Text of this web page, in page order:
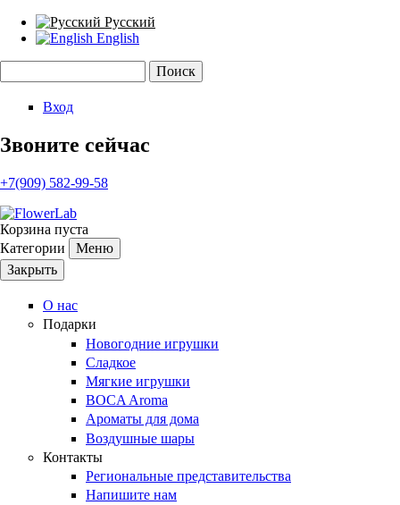
Русский
English
Форма поиска
Вход
Звоните сейчас
+7(909) 582-99-58
Корзина пуста
Категории
Меню
Закрыть
О нас
Подарки
Новогодние игрушки
Сладкое
Мягкие игрушки
BOCA Aroma
Ароматы для дома
Воздушные шары
Контакты
Региональные представительства
Напишите нам